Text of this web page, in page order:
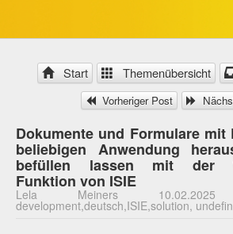
Start Themenübersicht
Vorheriger Post
Dokumente und Formulare mit
beliebigen Anwendung
befüllen lassen mit der
Funktion von ISIE
Lela Meiners
development,deutsch,ISIE,solution,